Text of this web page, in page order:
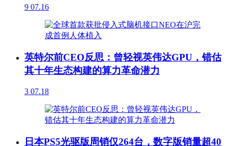
9 07.16
英特尔前CEO反思：曾轻视英伟达GPU，错估
其十年生态构建的算力革命潜力
3 07.18
日本PS5光驱版周销仅264台，数字版销量超40